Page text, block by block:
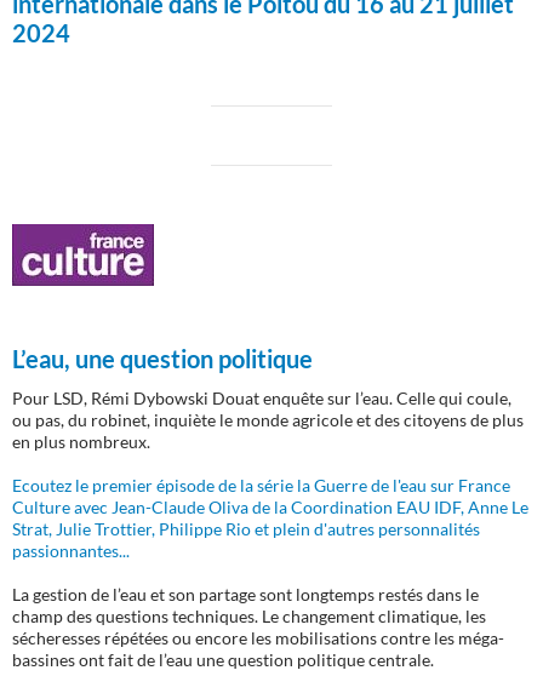
2024
L’eau, une question politique
Pour LSD, Rémi Dybowski Douat enquête sur l’eau. Celle qui coule,
ou pas, du robinet, inquiète le monde agricole et des citoyens de plus
en plus nombreux.
Ecoutez le premier épisode de la série la Guerre de l'eau sur France
Culture avec Jean-Claude Oliva de la Coordination EAU IDF, Anne Le
Strat, Julie Trottier, Philippe Rio et plein d'autres personnalités
passionnantes...
La gestion de l’eau et son partage sont longtemps restés dans le
champ des questions techniques. Le changement climatique, les
sécheresses répétées ou encore les mobilisations contre les méga-
bassines ont fait de l’eau une question politique centrale.